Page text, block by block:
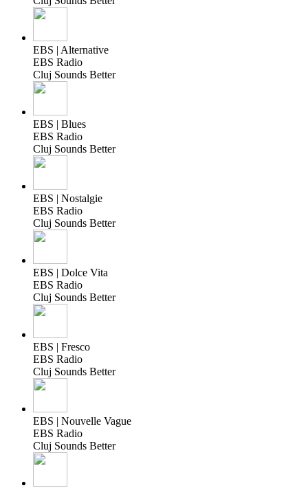
EBS | Alternative
EBS Radio
Cluj Sounds Better
EBS | Blues
EBS Radio
Cluj Sounds Better
EBS | Nostalgie
EBS Radio
Cluj Sounds Better
EBS | Dolce Vita
EBS Radio
Cluj Sounds Better
EBS | Fresco
EBS Radio
Cluj Sounds Better
EBS | Nouvelle Vague
EBS Radio
Cluj Sounds Better